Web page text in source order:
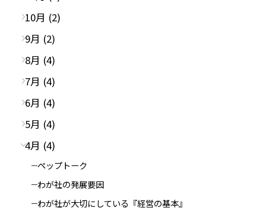
10月 (2)
9月 (2)
8月 (4)
7月 (4)
6月 (4)
5月 (4)
4月 (4)
ペップトーク
わが社の発展要因
わが社が大切にしている『経営の基本』